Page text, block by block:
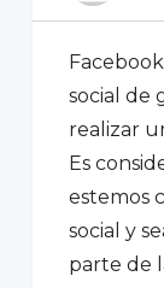
social de
realizar
Es
estemos
social y
parte de